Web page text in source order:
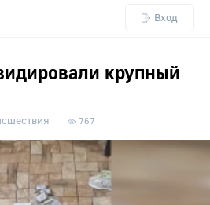
Вход
крупный
767